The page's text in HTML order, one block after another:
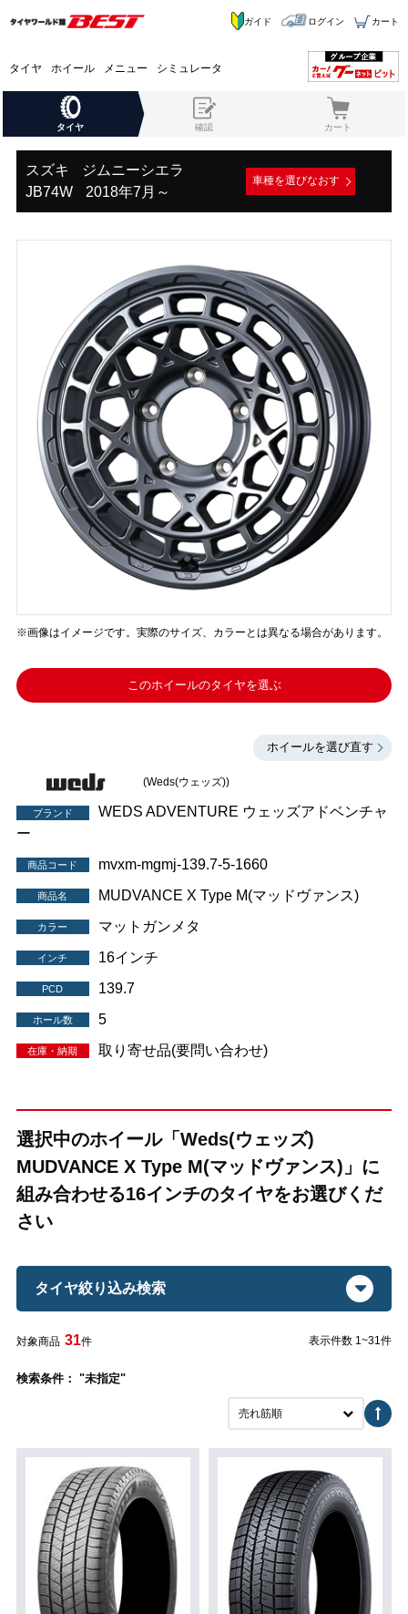
タイヤ ホイール メニュー シミュレータ
ガイド ログイン カート
タイヤ 確認 カート
スズキ
ジムニーシエラ
JB74W
2018年7月～
車種を選びなおす
※画像はイメージです。実際のサイズ、カラーとは異なる場合があります。
このホイールのタイヤを選ぶ
ホイールを選び直す
(Weds(ウェッズ))
ブランド
WEDS ADVENTURE ウェッズアドベンチャ
ー
商品コード mvxm-mgmj-139.7-5-1660
商品名 MUDVANCE X Type M(マッドヴァンス)
カラー マットガンメタ
インチ 16インチ
PCD 139.7
ホール数 5
在庫・納期 取り寄せ品(要問い合わせ)
選択中のホイール「Weds(ウェッズ)
MUDVANCE X Type M(マッドヴァンス)」に
組み合わせる16インチのタイヤをお選びくだ
さい
タイヤ絞り込み検索
対象商品 31件 表示件数 1~31件
検索条件： "未指定"
売れ筋順